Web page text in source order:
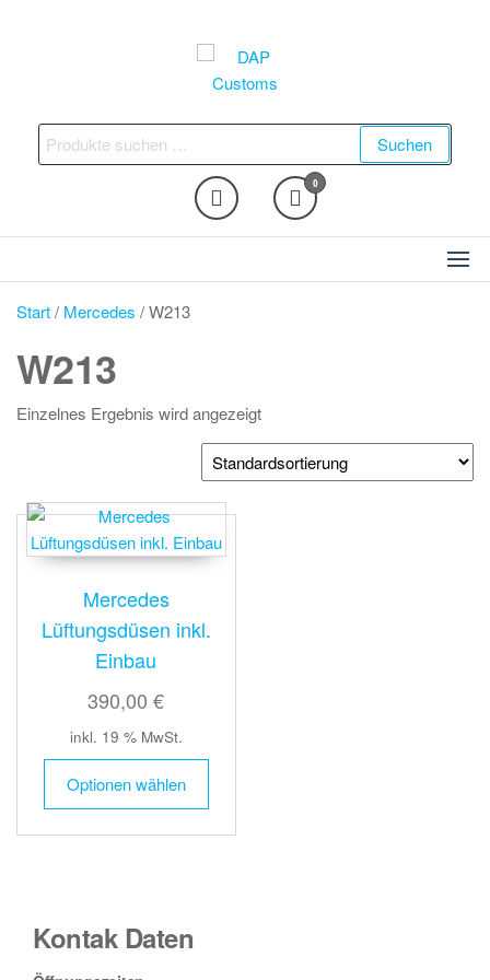
DAP Customs Ambientebeleuchtung,
Nachrüstungen und vieles
mehr
Suchen
nach:
Suchen
0
Start/ Mercedes / W213
W213
Einzelnes Ergebnis wird angezeigt
Mercedes
Lüftungsdüsen inkl.
Einbau
390,00 €
inkl. 19 % MwSt.
Optionen wählen
Kontak Daten